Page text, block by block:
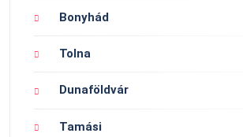
Bonyhád
Tolna
Dunaföldvár
Tamási